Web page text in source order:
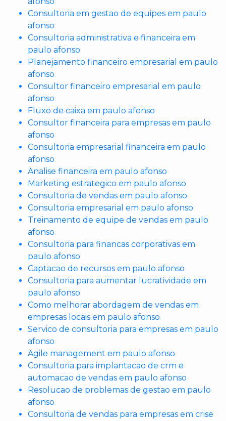
Consultoria em gestao de equipes em paulo
afonso
Consultoria administrativa e financeira em
paulo afonso
Planejamento financeiro empresarial em paulo
afonso
Consultor financeiro empresarial em paulo
afonso
Fluxo de caixa em paulo afonso
Consultor financeira para empresas em paulo
afonso
Consultoria empresarial financeira em paulo
afonso
Analise financeira em paulo afonso
Marketing estrategico em paulo afonso
Consultoria de vendas em paulo afonso
Consultoria empresarial em paulo afonso
Treinamento de equipe de vendas em paulo
afonso
Consultoria para financas corporativas em
paulo afonso
Captacao de recursos em paulo afonso
Consultoria para aumentar lucratividade em
paulo afonso
Como melhorar abordagem de vendas em
empresas locais em paulo afonso
Servico de consultoria para empresas em paulo
afonso
Agile management em paulo afonso
Consultoria para implantacao de crm e
automacao de vendas em paulo afonso
Resolucao de problemas de gestao em paulo
afonso
Consultoria de vendas para empresas em crise